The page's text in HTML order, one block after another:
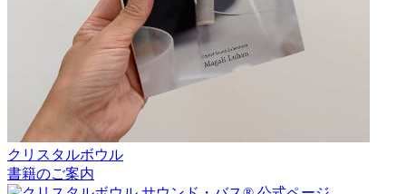
クリスタルボウル
書籍のご案内